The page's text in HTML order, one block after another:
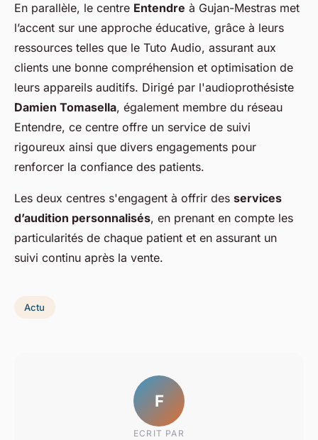
En parallèle, le centre Entendre à Gujan-Mestras met
l’accent sur une approche éducative, grâce à leurs
ressources telles que le Tuto Audio, assurant aux
clients une bonne compréhension et optimisation de
leurs appareils auditifs. Dirigé par l'audioprothésiste
Damien Tomasella, également membre du réseau
Entendre, ce centre offre un service de suivi
rigoureux ainsi que divers engagements pour
renforcer la confiance des patients.
Les deux centres s'engagent à offrir des services
d’audition personnalisés, en prenant en compte les
particularités de chaque patient et en assurant un
suivi continu après la vente.
Actu
F
ECRIT PAR